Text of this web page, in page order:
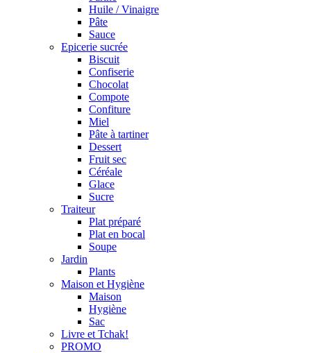
Huile / Vinaigre
Pâte
Sauce
Epicerie sucrée
Biscuit
Confiserie
Chocolat
Compote
Confiture
Miel
Pâte à tartiner
Dessert
Fruit sec
Céréale
Glace
Sucre
Traiteur
Plat préparé
Plat en bocal
Soupe
Jardin
Plants
Maison et Hygiène
Maison
Hygiène
Sac
Livre et Tchak!
PROMO